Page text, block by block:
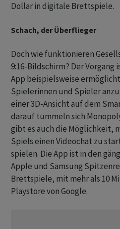
Dollar in digitale Brettspiele.
Schach, der Überflieger
Doch wie funktionieren
9:16-Bildschirm? Der Vorgang
App beispielsweise
Spielerinnen und Spieler
einer 3D-Ansicht auf dem
darauf tummeln sich
gibt es auch die Möglichkeit,
Spiels einen Videochat zu
spielen. Die App ist in den
Apple und Samsung
Brettspiele, mit mehr als 10
Playstore von Google.